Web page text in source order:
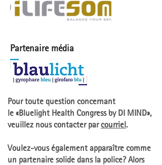
Partenaire média
Pour toute question concernant
le «Bluelight Health Congress by DI MIND»,
veuillez nous contacter parcourriel.
Voulez-vous également apparaître comme
un partenaire solide dans la police? Alors